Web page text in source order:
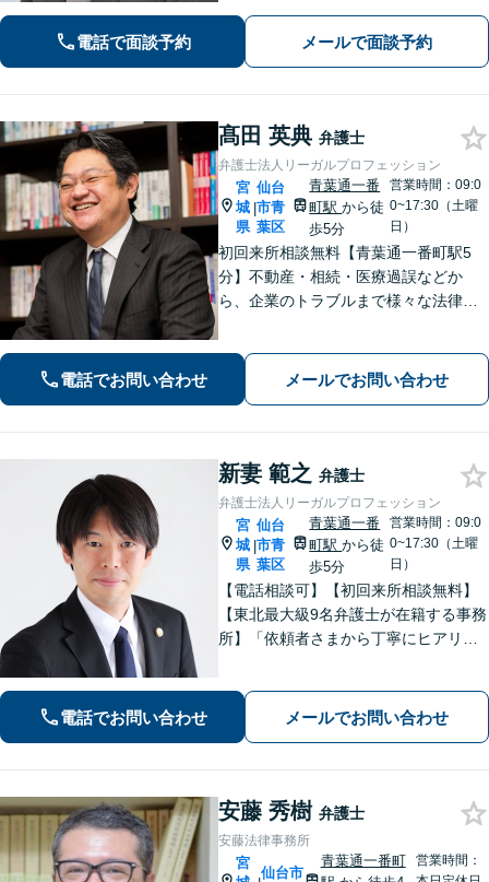
士資格あり】【中小企業診断士資格あ
り】【東北大学法学研究科助教も経
電話で面談予約 メールで面談予約
髙田 英典 弁護士
弁護士法人リーガルプロフェッション
宮
城
県
|
仙台
市青
葉区
青葉通一番
町駅から徒
歩5分
営業時間：09:0
0~17:30（土曜
日）
初回来所相談無料【青葉通一番町駅5
分】不動産・相続・医療過誤などか
ら、企業のトラブルまで様々な法律問
くことを最も重視しています。お困り
の方はご相談ください。9名の弁護士が
電話でお問い合わせ メールでお問い合わせ
新妻 範之 弁護士
弁護士法人リーガルプロフェッション
宮
城
県
|
仙台
市青
葉区
青葉通一番
町駅から徒
歩5分
営業時間：09:0
0~17:30（土曜
日）
【電話相談可】【初回来所相談無料】
【東北最大級9名弁護士が在籍する事務
所】「依頼者さまから丁寧にヒアリン
可」多角的な視点で労働問題をサポー
ト【休日夜間相談可】【完全個室対
電話でお問い合わせ メールでお問い合わせ
安藤 秀樹 弁護士
安藤法律事務所
宮
仙台市
青葉通一番町
営業時間：